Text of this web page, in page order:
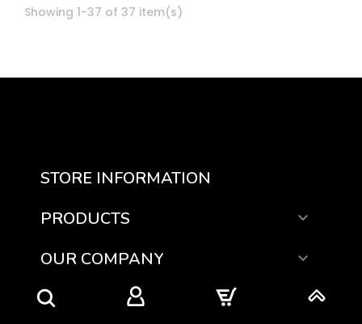
Showing 1-37 of 37 item(s)
STORE INFORMATION
PRODUCTS

OUR COMPANY 
YOUR ACCOUNT 